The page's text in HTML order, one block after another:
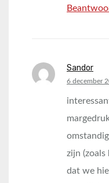
Sandor
says:
6 december
zijn
dat we